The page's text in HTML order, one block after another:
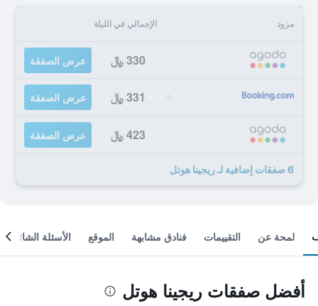
مزود الإجمالي في الليلة
330 ﷼ عرض الصفقة
331 ﷼ عرض الصفقة
423 ﷼ عرض الصفقة
6 صفقات إضافية لـ ريجينا هوتل
لمحة عن التقييمات فنادق مشابهة الموقع الأسئلة الشائعة
أفضل صفقات ريجينا هوتل